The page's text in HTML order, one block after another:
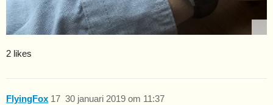
2 likes
FlyingFox 30 januari 2019 om 11:37
17